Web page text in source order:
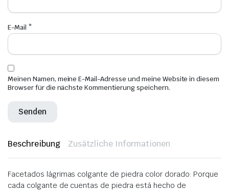
E-Mail *
Meinen Namen, meine E-Mail-Adresse und meine Website in diesem
Browser für die nächste Kommentierung speichern.
Beschreibung Zusätzliche Informationen
Facetados lágrimas colgante de piedra color dorado: Porque
cada colgante de cuentas de piedra está hecho de